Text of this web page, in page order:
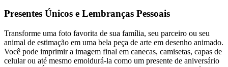
Presentes Únicos e Lembranças Pessoais
Transforme uma foto favorita de sua família, seu parceiro ou seu
animal de estimação em uma bela peça de arte em desenho animado.
Você pode imprimir a imagem final em canecas, camisetas, capas de
celular ou até mesmo emoldurá-la como um presente de aniversário